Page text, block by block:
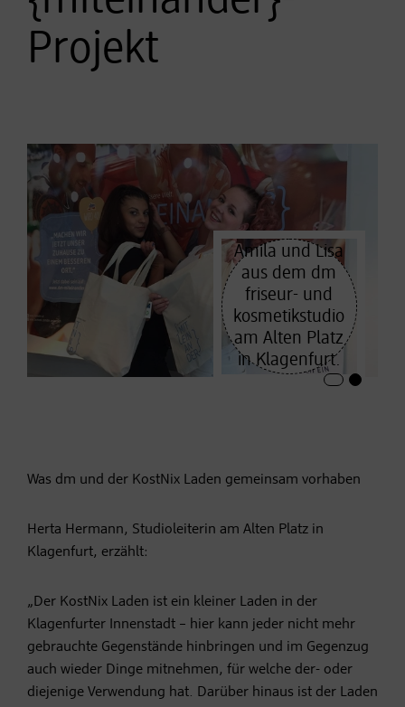
Projekt
Amila und Lisa
aus dem dm
friseur- und
kosmetikstudio
am Alten Platz
in Klagenfurt.
Was dm und der KostNix Laden gemeinsam vorhaben
Herta Hermann, Studioleiterin am Alten Platz in
Klagenfurt, erzählt:
„Der KostNix Laden ist ein kleiner Laden in der
Klagenfurter Innenstadt – hier kann jeder nicht mehr
gebrauchte Gegenstände hinbringen und im Gegenzug
auch wieder Dinge mitnehmen, für welche der- oder
diejenige Verwendung hat. Darüber hinaus ist der Laden